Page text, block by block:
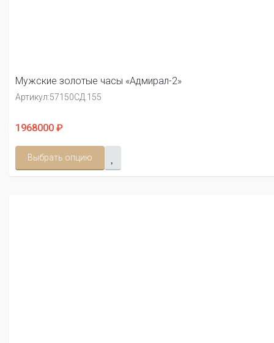
Мужские золотые часы «Адмирал-2»
Артикул:57150СД.155
1968000 ₽
Выбрать опцию